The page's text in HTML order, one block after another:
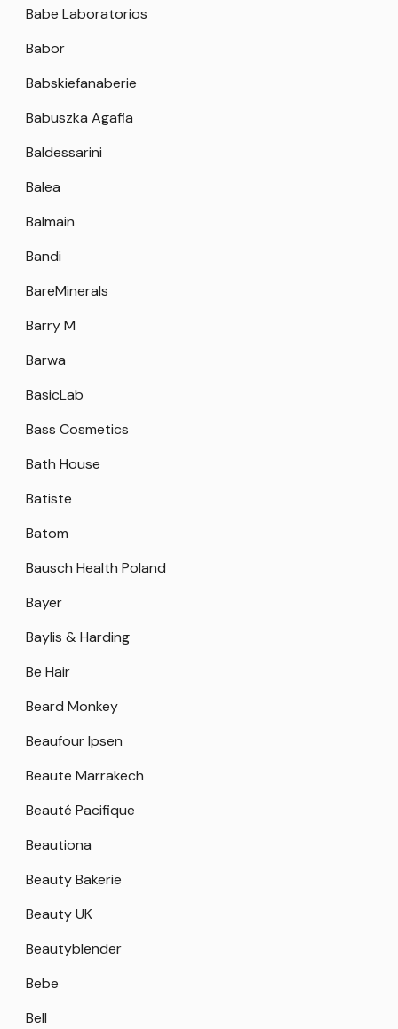
Babe Laboratorios
Babor
Babskiefanaberie
Babuszka Agafia
Baldessarini
Balea
Balmain
Bandi
BareMinerals
Barry M
Barwa
BasicLab
Bass Cosmetics
Bath House
Batiste
Batom
Bausch Health Poland
Bayer
Baylis & Harding
Be Hair
Beard Monkey
Beaufour Ipsen
Beaute Marrakech
Beauté Pacifique
Beautiona
Beauty Bakerie
Beauty UK
Beautyblender
Bebe
Bell